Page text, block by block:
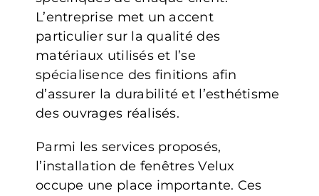
L’entreprise met un accent
particulier sur la qualité des
matériaux utilisés et l’se
spécialisence des finitions afin
d’assurer la durabilité et l’esthétisme
des ouvrages réalisés.
Parmi les services proposés,
l’installation de fenêtres Velux
occupe une place importante. Ces